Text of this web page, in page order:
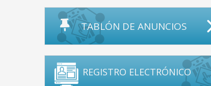
TABLÓN DE ANUNCIOS
REGISTRO ELECTRÓNICO